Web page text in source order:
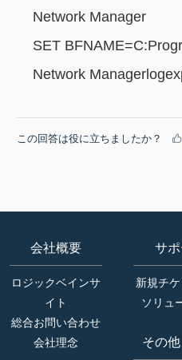
Network Manager
SET
Network
この回答は役に立ちましたか？
会社概要
ロジックベインサ
イト
総合お問い合わせ
会社理念
サポ
新規チ
ソリュ
その